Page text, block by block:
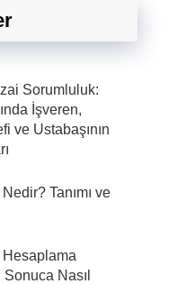
Sorumluluk:
İşveren,
ve Ustabaşının
Tanımı ve
Hesaplama
Nasıl